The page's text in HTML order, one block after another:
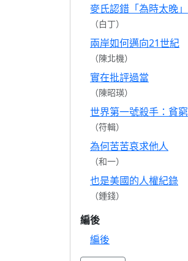
麥氏認錯「為時太晚」
（白丁）
兩岸如何邁向21世紀
（陳北機）
實在批評過當
（陳昭瑛）
世界第一號殺手：貧窮
（符輯）
為何苦苦哀求他人
（和一）
也是美國的人權紀錄
（鍾錢）
編後
編後